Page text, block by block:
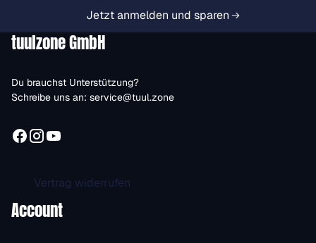
Jetzt anmelden und sparen
tuulzone GmbH
Du brauchst Unterstützung?
Schreibe uns an: service@tuul.zone
Vertrag widerrufen
Account